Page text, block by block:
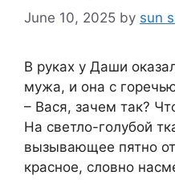
June 10, 2025 by sun
В руках у Даши
мужа, и она с
– Вася, зачем так?
На светло-голубой
вызывающее пятно
красное, словно